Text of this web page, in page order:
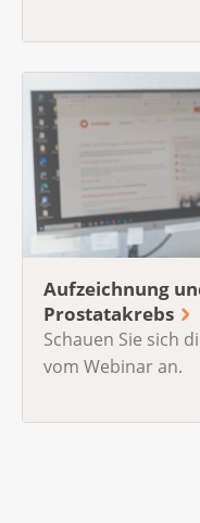
Aufzeichnung
Prostatakrebs
Schauen Sie sich
vom Webinar an.